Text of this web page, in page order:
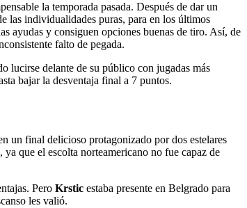
la temporada pasada. Después de dar un
las individualidades puras, para en los últimos
ayudas y consiguen opciones buenas de tiro. Así, de
falto de pegada.
lucirse delante de su público con jugadas más
bajar la desventaja final a 7 puntos.
un final delicioso protagonizado por dos estelares
que el escolta norteamericano no fue capaz de
Pero Krstic estaba presente en Belgrado para
les valió.